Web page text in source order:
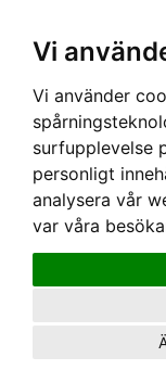
Vi
Vi använder
surfupplevelse
personligt
analysera vår
var våra
Hem›Utrustning›
Petzl